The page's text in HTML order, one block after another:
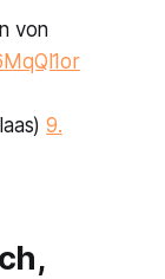
von
9.